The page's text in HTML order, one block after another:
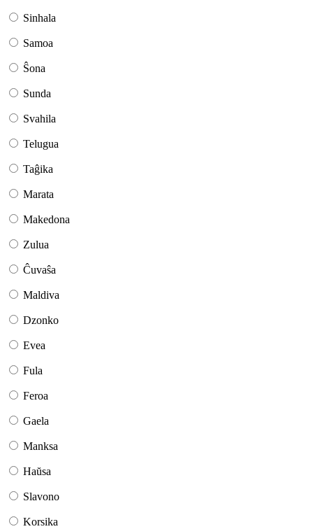
Sinhala
Samoa
Ŝona
Sunda
Svahila
Telugua
Taĝika
Marata
Makedona
Zulua
Ĉuvaŝa
Maldiva
Dzonko
Evea
Fula
Feroa
Gaela
Manksa
Haŭsa
Slavono
Korsika